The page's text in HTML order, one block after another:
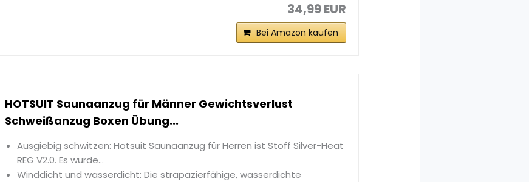
34,99 EUR
Bei Amazon kaufen
HOTSUIT Saunaanzug für Männer Gewichtsverlust
Schweißanzug Boxen Übung...
Ausgiebig schwitzen: Hotsuit Saunaanzug für Herren ist Stoff Silver-Heat
REG V2.0. Es wurde...
Winddicht und wasserdicht: Die strapazierfähige, wasserdichte